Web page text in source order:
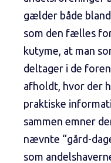
gælder både
som den fælles
kutyme, at man
deltager i de
afholdt, hvor der
praktiske
sammen emner
nævnte “gård-
som